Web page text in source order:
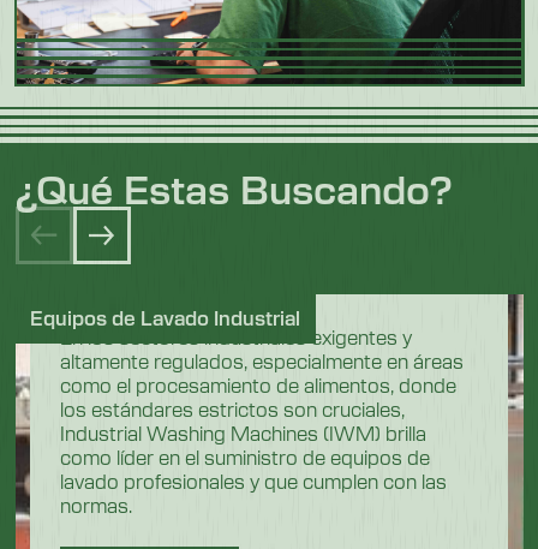
¿Qué Estas Buscando?
En los sectores industriales exigentes y
altamente regulados, especialmente en áreas
como el procesamiento de alimentos, donde
los estándares estrictos son cruciales,
Industrial Washing Machines (IWM) brilla
como líder en el suministro de equipos de
lavado profesionales y que cumplen con las
normas.
Equipos de Lavado Industrial